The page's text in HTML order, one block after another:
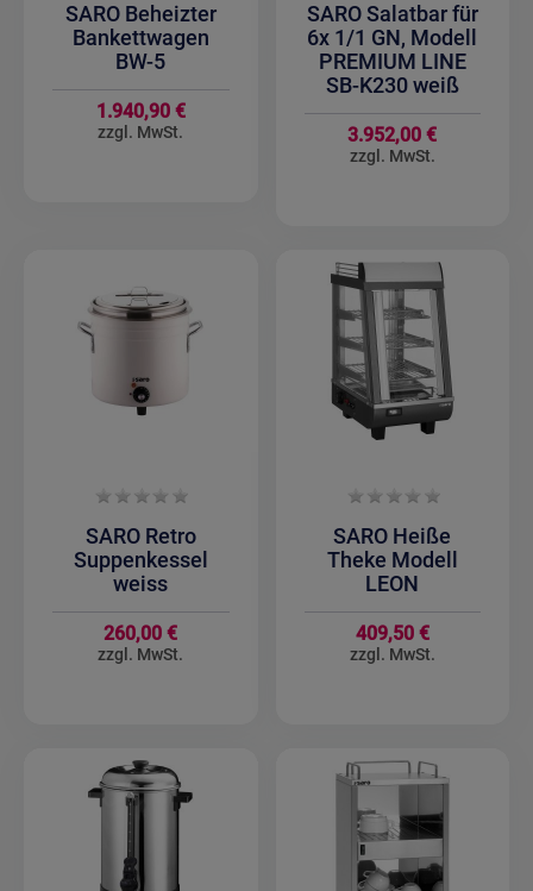
SARO Beheizter
Bankettwagen
BW-5
1.940,90 €
SARO Salatbar für
6x 1/1 GN, Modell
PREMIUM LINE
SB-K230 weiß
3.952,00 €
SARO Retro
Suppenkessel
weiss
260,00 €
SARO Heiße
Theke Modell
LEON
409,50 €